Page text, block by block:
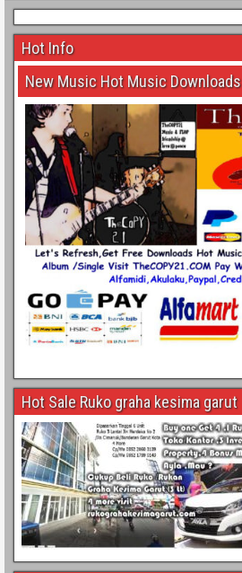
Hot Info
New Music Hot Music Downloads
Hot Sale Ruko graha kesima garut